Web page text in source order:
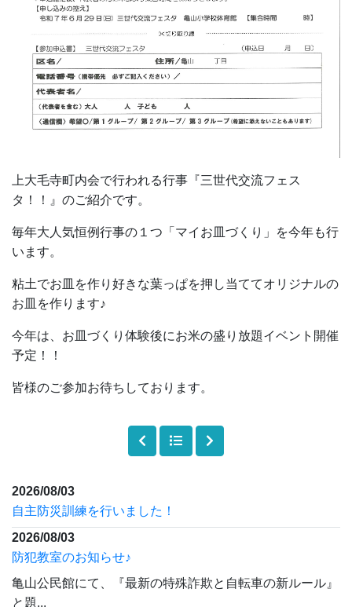
上大毛寺町内会で行われる行事『三世代交流フェス
タ！！』のご紹介です。
毎年大人気恒例行事の１つ「マイお皿づくり」を今年も行
います。
粘土でお皿を作り好きな葉っぱを押し当ててオリジナルの
お皿を作ります♪
今年は、お皿づくり体験後にお米の盛り放題イベント開催
予定！！
皆様のご参加お待ちしております。
2026/08/03
自主防災訓練を行いました！
2026/08/03
防犯教室のお知らせ♪
亀山公民館にて、『最新の特殊詐欺と自転車の新ルール』
と題...